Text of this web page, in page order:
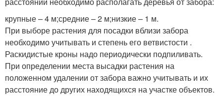
крупные – 4 м;средние – 2 м;низкие – 1 м.
При выборе растения для посадки вблизи забора
необходимо учитывать и степень его ветвистости .
Раскидистые кроны надо периодически подпиливать.
При определении места высадки растения на
положенном удалении от забора важно учитывать и их
расстояние до других находящихся на участке объектов.